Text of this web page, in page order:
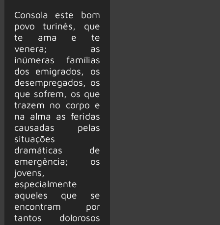
Consola este bom
povo turinês, que
te ama e te
venera; as
inúmeras famílias
dos emigrados, os
desempregados, os
que sofrem, os que
trazem no corpo e
na alma as feridas
causadas pelas
situações
dramáticas de
emergência; os
jovens,
especialmente
aqueles que se
encontram por
tantos dolorosos